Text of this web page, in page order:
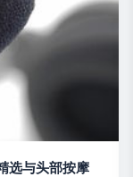
选与头部按摩